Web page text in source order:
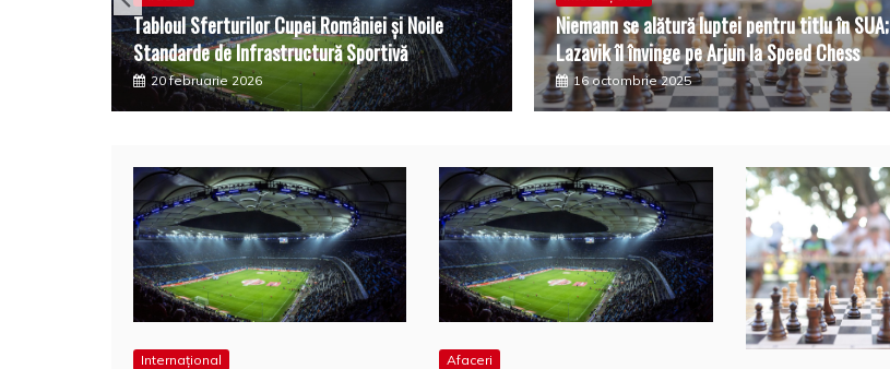
Tabloul Sferturilor Cupei României și Noile
Standarde de Infrastructură Sportivă
20 februarie 2026
Niemann se alătură luptei pentru titlu în SUA;
Lazavik îl învinge pe Arjun la Speed Chess
16 octombrie 2025
Internațional Afaceri